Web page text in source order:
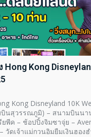
Hong Kong
Kong Disneyland 10K
บินสุวรรณภูมิ) – สนามบินนา
ยพีค – ช้อปปิ้งจิมซาจุ่ย –
วัดเจ้าแม่กวนอิมยืมเงินฮองฮ